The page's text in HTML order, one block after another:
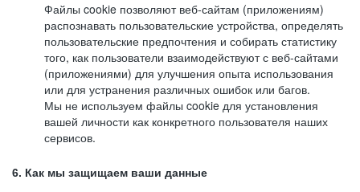
Файлы cookie позволяют веб-сайтам (приложениям)
распознавать пользовательские устройства, определять
пользовательские предпочтения и собирать статистику
того, как пользователи взаимодействуют с веб-сайтами
(приложениями) для улучшения опыта использования
или для устранения различных ошибок или багов.
Мы не используем файлы cookie для установления
вашей личности как конкретного пользователя наших
сервисов.
6. Как мы защищаем ваши данные